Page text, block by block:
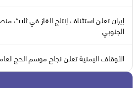
إيران تعلن استئناف إنتاج الغاز في ثلاث
الجنوبي
الأوقاف اليمنية تعلن نجاح موسم الحج لعام